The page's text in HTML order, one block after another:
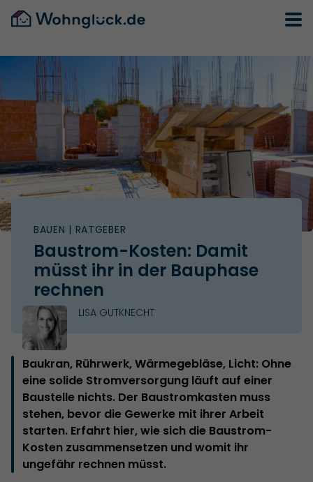
BAUEN | RATGEBER
Baustrom-Kosten: Damit
müsst ihr in der Bauphase
rechnen
LISA GUTKNECHT
Baukran, Rührwerk, Wärmegebläse, Licht: Ohne
eine solide Stromversorgung läuft auf einer
Baustelle nichts. Der Baustromkasten muss
stehen, bevor die Gewerke mit ihrer Arbeit
starten. Erfahrt hier, wie sich die Baustrom-
Kosten zusammensetzen und womit ihr
ungefähr rechnen müsst.